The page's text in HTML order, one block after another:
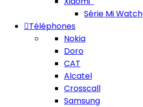
Série Mi Watch
Téléphones
Nokia
Doro
CAT
Alcatel
Crosscall
Samsung